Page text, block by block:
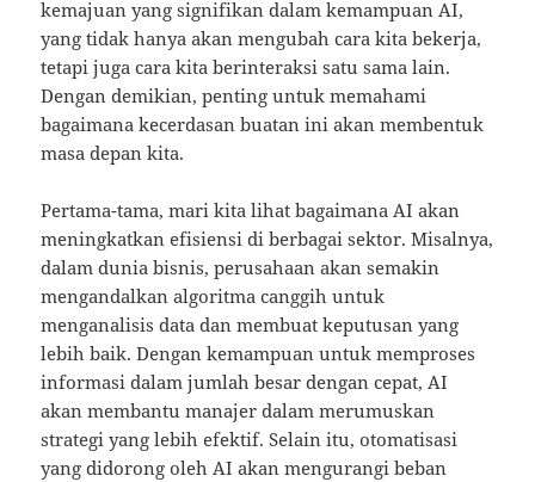
kemajuan yang signifikan dalam kemampuan AI,
yang tidak hanya akan mengubah cara kita bekerja,
tetapi juga cara kita berinteraksi satu sama lain.
Dengan demikian, penting untuk memahami
bagaimana kecerdasan buatan ini akan membentuk
masa depan kita.
Pertama-tama, mari kita lihat bagaimana AI akan
meningkatkan efisiensi di berbagai sektor. Misalnya,
dalam dunia bisnis, perusahaan akan semakin
mengandalkan algoritma canggih untuk
menganalisis data dan membuat keputusan yang
lebih baik. Dengan kemampuan untuk memproses
informasi dalam jumlah besar dengan cepat, AI
akan membantu manajer dalam merumuskan
strategi yang lebih efektif. Selain itu, otomatisasi
yang didorong oleh AI akan mengurangi beban